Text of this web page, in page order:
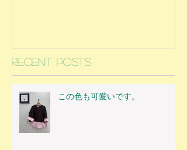
Recent Posts
この色も可愛いです。